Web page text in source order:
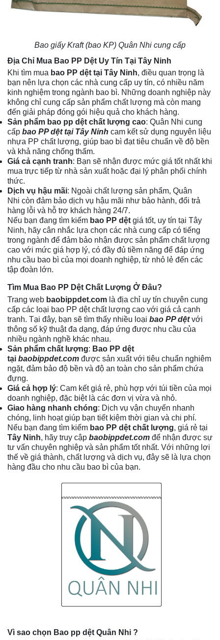
Bao giấy Kraft (bao KP) Quân Nhi cung cấp
Địa Chỉ Mua Bao PP Dệt Uy Tín Tại Tây Ninh
Khi tìm mua bao PP dệt tại Tây Ninh, điều quan trọng là
bạn nên lựa chọn các nhà cung cấp uy tín, có nhiều năm
kinh nghiệm trong ngành bao bì. Những doanh nghiệp này
không chỉ cung cấp sản phẩm chất lượng mà còn mang
đến giải pháp đóng gói hiệu quả cho khách hàng.
Sản phẩm bao pp dệt chất lượng cao: Quân Nhi cung
cấp bao PP dệt tại Tây Ninh cam kết sử dụng nguyên liệu
nhựa PP chất lượng, giúp bao bì đạt tiêu chuẩn về độ bền
và khả năng chống thấm.
Giá cả cạnh tranh: Bạn sẽ nhận được mức giá tốt nhất khi
mua trực tiếp từ nhà sản xuất hoặc đại lý phân phối chính
thức.
Dịch vụ hậu mãi: Ngoài chất lượng sản phẩm, Quân
Nhi còn đảm bảo dịch vụ hậu mãi như bảo hành, đổi trả
hàng lỗi và hỗ trợ khách hàng 24/7.
Nếu bạn đang tìm kiếm bao PP dệt giá tốt, uy tín tại Tây
Ninh, hãy cân nhắc lựa chọn các nhà cung cấp có tiếng
trong ngành để đảm bảo nhận được sản phẩm chất lượng
cao với mức giá hợp lý, có đầy đủ tiềm năng để đáp ứng
nhu cầu bao bì của mọi doanh nghiệp, từ nhỏ lẻ đến các
tập đoàn lớn.
Tìm Mua Bao PP Dệt Chất Lượng Ở Đâu?
Trang web baobippdet.com là địa chỉ uy tín chuyên cung
cấp các loại bao PP dệtchất lượng cao với giá cả cạnh
tranh. Tại đây, bạn sẽ tìm thấy nhiều loại bao PP dệtvới
thông số kỹ thuật đa dạng, đáp ứng được nhu cầu của
nhiều ngành nghề khác nhau.
Sản phẩm chất lượng: Bao PP dệt
tại baobippdet.com được sản xuất với tiêu chuẩn nghiêm
ngặt, đảm bảo độ bền và độ an toàn cho sản phẩm chứa
đựng.
Giá cả hợp lý: Cam kết giá rẻ, phù hợp với túi tiền của mọi
doanh nghiệp, đặc biệt là các đơn vị vừa và nhỏ.
Giao hàng nhanh chóng: Dịch vụ vận chuyển nhanh
chóng, linh hoạt giúp bạn tiết kiệm thời gian và chi phí.
Nếu bạn đang tìm kiếm bao PP dệt chất lượng, giá rẻ tại
Tây Ninh, hãy truy cập baobippdet.com để nhận được sự
tư vấn chuyên nghiệp và sản phẩm tốt nhất. Với những lợi
thế về giá thành, chất lượng và dịch vụ, đây sẽ là lựa chọn
hàng đầu cho nhu cầu bao bì của bạn.
Vì sao chọn Bao pp dệt Quân Nhi ?